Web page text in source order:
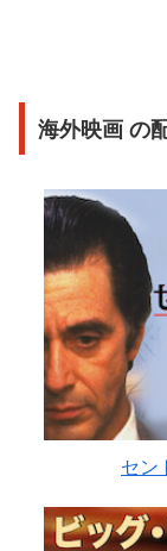
海外映画 の
セン